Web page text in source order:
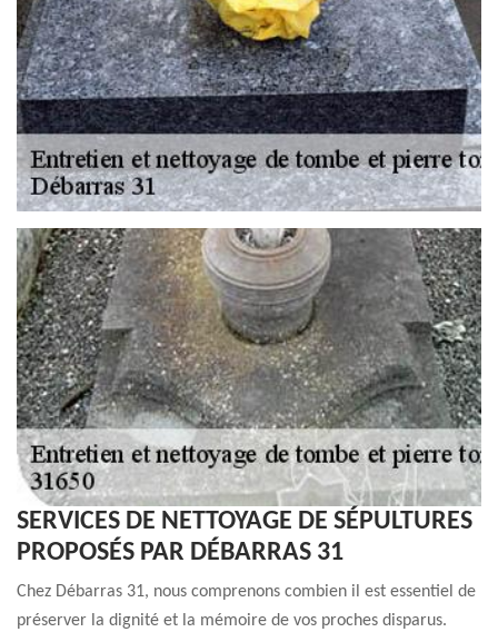
SERVICES DE NETTOYAGE DE SÉPULTURES
PROPOSÉS PAR DÉBARRAS 31
Chez Débarras 31, nous comprenons combien il est essentiel de
préserver la dignité et la mémoire de vos proches disparus.